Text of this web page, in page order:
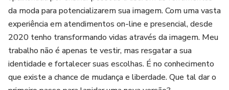
✅ Roupas
✅ Truques de imagem
✅ Casamento/eventos
da moda para potencializarem sua imagem. Com uma vasta
experiência em atendimentos on-line e presencial, desde
2020 tenho transformando vidas através da imagem. Meu
trabalho não é apenas te vestir, mas resgatar a sua
identidade e fortalecer suas escolhas. É no conhecimento
que existe a chance de mudança e liberdade. Que tal dar o